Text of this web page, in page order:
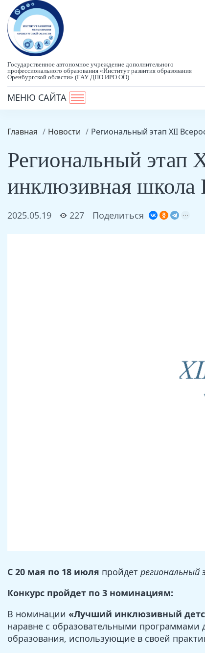
Государственное автономное учреждение дополнительного
профессионального образования «Институт развития образования
Оренбургской области» (ГАУ ДПО ИРО ОО)
МЕНЮ САЙТА
Главная Новости Региональный этап ХII
Региональный этап
инклюзивная школа
2025.05.19 227 Поделиться
С 20 мая по 18 июля пройдет региональный
Конкурс пройдет по 3 номинациям:
В номинации «Лучший инклюзивный
наравне с образовательными
образования, использующие в своей